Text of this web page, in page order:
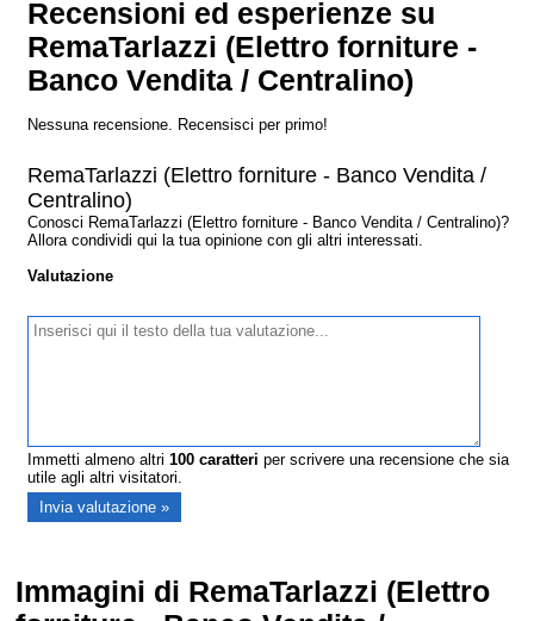
Recensioni ed esperienze su
RemaTarlazzi (Elettro forniture -
Banco Vendita / Centralino)
Nessuna recensione. Recensisci per primo!
RemaTarlazzi (Elettro forniture - Banco Vendita /
Centralino)
Conosci RemaTarlazzi (Elettro forniture - Banco Vendita / Centralino)?
Allora condividi qui la tua opinione con gli altri interessati.
Valutazione
Immetti almeno altri100 caratteri per scrivere una recensione che sia
utile agli altri visitatori.
Immagini di RemaTarlazzi (Elettro